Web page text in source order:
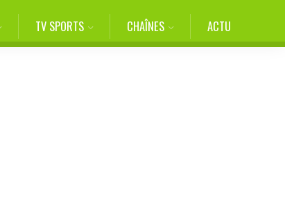
TV SPORTS CHAÎNES ACTU